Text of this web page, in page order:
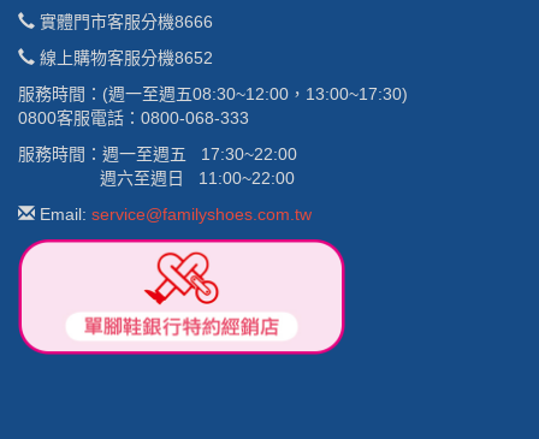
實體門市客服分機8666
線上購物客服分機8652
服務時間：(週一至週五08:30~12:00，13:00~17:30)
0800客服電話：0800-068-333
服務時間：週一至週五 17:30~22:00
週六至週日 11:00~22:00
Email: service@familyshoes.com.tw